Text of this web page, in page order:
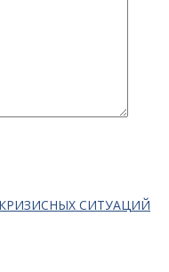
СИТУАЦИЙ